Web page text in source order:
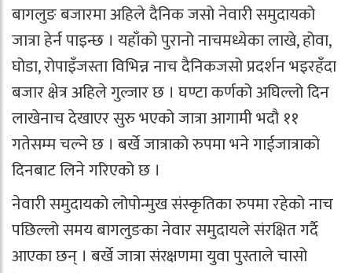
बागलुङ बजारमा अहिले दैनिक जसो नेवारी समुदायको
जात्रा हेर्न पाइन्छ । यहाँको पुरानो नाचमध्येका लाखे, होवा,
घोडा, रोपाइँजस्ता विभिन्न नाच दैनिकजसो प्रदर्शन भइरहँदा
बजार क्षेत्र अहिले गुल्जार छ । घण्टा कर्णको अघिल्लो दिन
लाखेनाच देखाएर सुरु भएको जात्रा आगामी भदौ ११
गतेसम्म चल्ने छ । बर्खे जात्राको रुपमा भने गाईजात्राको
दिनबाट लिने गरिएको छ ।
नेवारी समुदायको लोपोन्मुख संस्कृतिका रुपमा रहेको नाच
पछिल्लो समय बागलुङका नेवार समुदायले संरक्षित गर्दै
आएका छन् । बर्खे जात्रा संरक्षणमा युवा पुस्ताले चासो